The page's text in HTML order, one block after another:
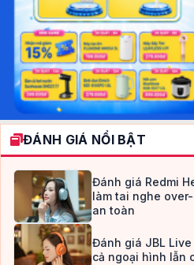
ĐÁNH GIÁ NỔI BẬT
Đánh giá Redmi
làm tai nghe
an toàn
Đánh giá JBL
cả ngoại hình lẫn